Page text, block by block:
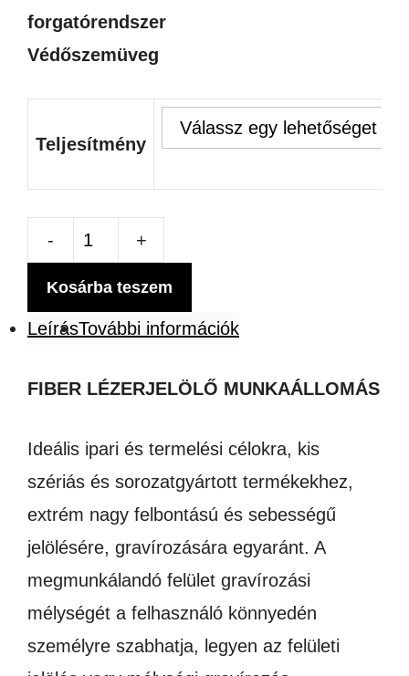
forgatórendszer
Védőszemüveg
Teljesítmény
MUNKAÁLLOMÁS
VÁLASZTHATÓ
mennyiség
Kosárba teszem
LeírásTovábbi információk
FIBER LÉZERJELÖLŐ MUNKAÁLLOMÁS
Ideális ipari és termelési célokra, kis
szériás és sorozatgyártott termékekhez,
extrém nagy felbontású és sebességű
jelölésére, gravírozására egyaránt. A
megmunkálandó felület gravírozási
mélységét a felhasználó könnyedén
személyre szabhatja, legyen az felületi